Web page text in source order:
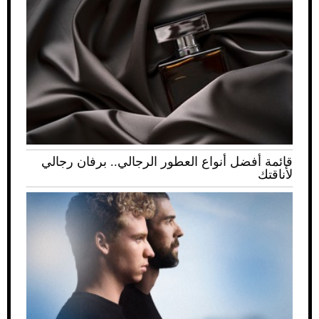
قائمة أفضل أنواع العطور الرجالي.. برفان رجالي
لأناقتك